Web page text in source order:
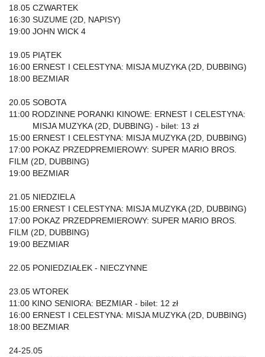
18.05 CZWARTEK
16:30 SUZUME (2D, NAPISY)
19:00 JOHN WICK 4
19.05 PIĄTEK
16:00 ERNEST I CELESTYNA: MISJA MUZYKA (2D, DUBBING)
18:00 BEZMIAR
20.05 SOBOTA
11:00 RODZINNE PORANKI KINOWE: ERNEST I CELESTYNA:
MISJA MUZYKA (2D, DUBBING) - bilet: 13 zł
15:00 ERNEST I CELESTYNA: MISJA MUZYKA (2D, DUBBING)
17:00 POKAZ PRZEDPREMIEROWY: SUPER MARIO BROS.
FILM (2D, DUBBING)
19:00 BEZMIAR
21.05 NIEDZIELA
15:00 ERNEST I CELESTYNA: MISJA MUZYKA (2D, DUBBING)
17:00 POKAZ PRZEDPREMIEROWY: SUPER MARIO BROS.
FILM (2D, DUBBING)
19:00 BEZMIAR
22.05 PONIEDZIAŁEK - NIECZYNNE
23.05 WTOREK
11:00 KINO SENIORA: BEZMIAR - bilet: 12 zł
16:00 ERNEST I CELESTYNA: MISJA MUZYKA (2D, DUBBING)
18:00 BEZMIAR
24-25.05